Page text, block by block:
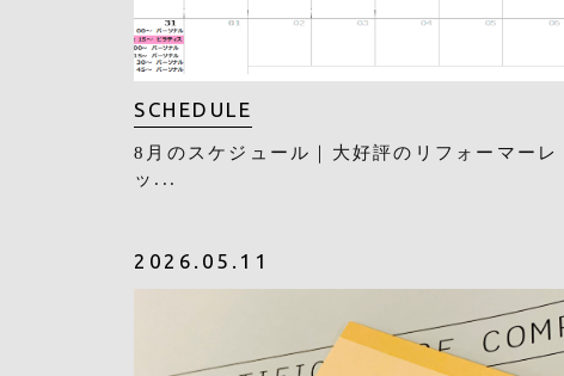
SCHEDULE
8月のスケジュール｜大好評のリフォーマーレ
ッ...
2026.05.11